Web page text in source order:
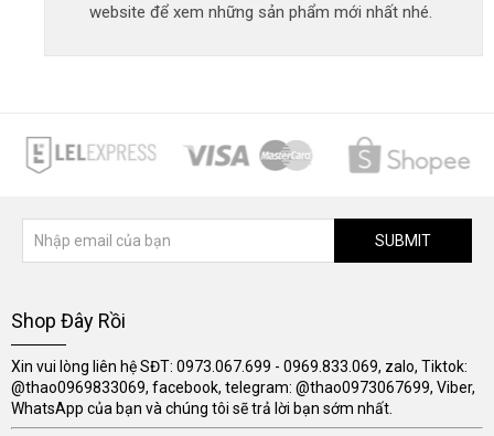
website để xem những sản phẩm mới nhất nhé.
SUBMIT
Shop Đây Rồi
Xin vui lòng liên hệ SĐT: 0973.067.699 - 0969.833.069, zalo, Tiktok:
@thao0969833069, facebook, telegram: @thao0973067699, Viber,
WhatsApp của bạn và chúng tôi sẽ trả lời bạn sớm nhất.